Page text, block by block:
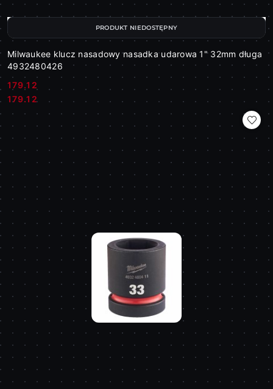
Milwaukee klucz nasadowy nasadka udarowa 1" 32mm długa
4932480426
Cena:
179.12
Cena:
179.12
PRODUKT NIEDOSTĘPNY